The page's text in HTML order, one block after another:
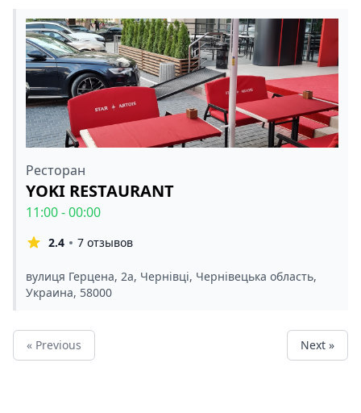
Ресторан
YOKI RESTAURANT
11:00 - 00:00
2.4 7 отзывов
вулиця Герцена, 2а, Чернівці, Чернівецька область,
Украина, 58000
« Previous Next »